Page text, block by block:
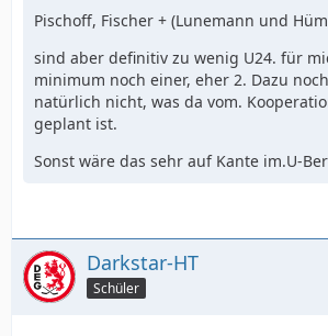
Pischoff, Fischer + (Lunemann und
sind aber definitiv zu wenig U24. für
minimum noch einer, eher 2. Dazu
natürlich nicht, was da vom.
geplant ist.
Sonst wäre das sehr auf Kante im.U-
Darkstar-HT
Schüler